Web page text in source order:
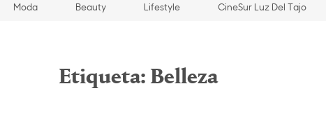
Moda Beauty Lifestyle CineSur Luz Del Tajo
Etiqueta: Belleza